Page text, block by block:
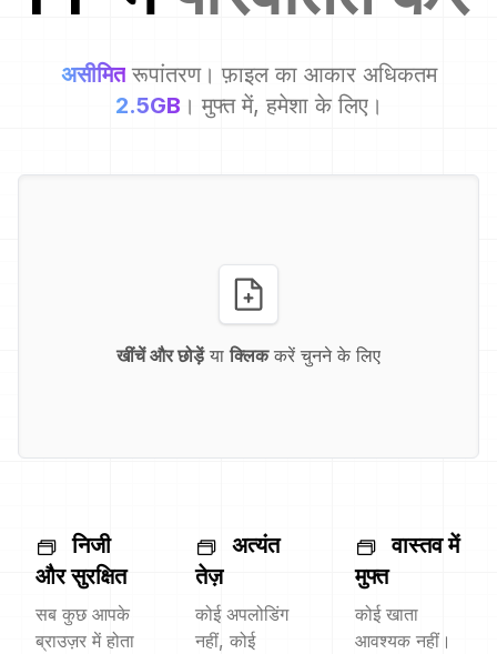
असीमित रूपांतरण। फ़ाइल का आकार अधिकतम
2.5GB । मुफ्त में, हमेशा के लिए।
खींचें और छोड़ेंया क्लिककरें चुनने के लिए
निजी
और सुरक्षित
सब कुछ आपके
ब्राउज़र में होता
अत्यंत
तेज़
कोई अपलोडिंग
नहीं, कोई
वास्तव में
मुफ्त
कोई खाता
आवश्यक नहीं।